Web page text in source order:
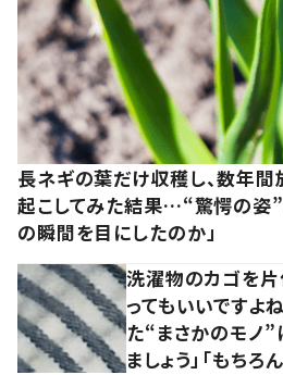
長ネギの葉だけ収穫し、数年
起こしてみた結果…“驚愕の姿”
の瞬間を目にしたのか」
洗濯物のカゴを片
ってもいいですよ
た“まさかのモノ
ましょう」「もちろん